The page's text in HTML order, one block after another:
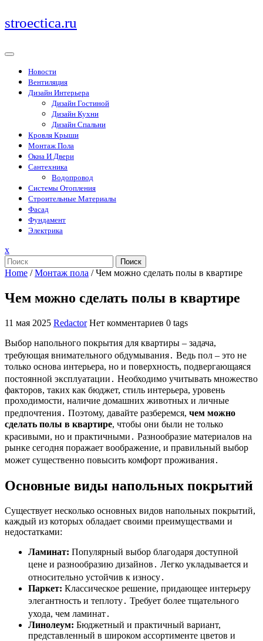
Перейти
к
stroectica.ru
Новости
Вентиляция
Дизайн Интерьера
Дизайн Гостиной
Дизайн Кухни
Дизайн Спальни
Кровля Крыши
Монтаж Пола
Окна И Двери
Сантехника
Водопровод
Системы Отопления
Строительные Материалы
Фасад
Фундамент
Электрика
xЗакрыть
меню
Поиск
Home /Монтаж пола /Чем можно сделать полы в квартире
Чем можно сделать полы в квартире
11 мая 2025 Redactor Нет комментариев 0 tags
Выбор напольного покрытия для квартиры – задача,
требующая внимательного обдумывания․ Ведь пол – это не
только основа интерьера, но и поверхность, подвергающаяся
постоянной эксплуатации․ Необходимо учитывать множество
факторов, таких как бюджет, стиль интерьера, уровень
проходимости, наличие домашних животных и личные
предпочтения․ Поэтому, давайте разберемся, чем можно
сделать полы в квартире, чтобы они были не только
красивыми, но и практичными․ Разнообразие материалов на
рынке сегодня поражает воображение, и правильный выбор
может существенно повысить комфорт проживания․
Основные виды напольных покрытий
Существует несколько основных видов напольных покрытий,
каждый из которых обладает своими преимуществами и
недостатками:
Ламинат: Популярный выбор благодаря доступной
цене и разнообразию дизайнов․ Легко укладывается и
относительно устойчив к износу․
Паркет: Классическое решение, придающее интерьеру
элегантность и теплоту․ Требует более тщательного
ухода, чем ламинат․
Линолеум: Бюджетный и практичный вариант,
представленный в широком ассортименте цветов и